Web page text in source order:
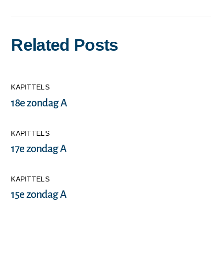
Related Posts
KAPITTELS
18e zondag A
KAPITTELS
17e zondag A
KAPITTELS
15e zondag A